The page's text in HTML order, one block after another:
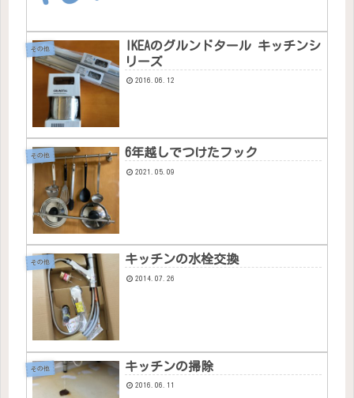
その他
IKEAのグルンドタール キッチンシ
リーズ
2016.06.12
その他 6年越しでつけたフック
2021.05.09
その他 キッチンの水栓交換
2014.07.26
その他 キッチンの掃除
2016.06.11